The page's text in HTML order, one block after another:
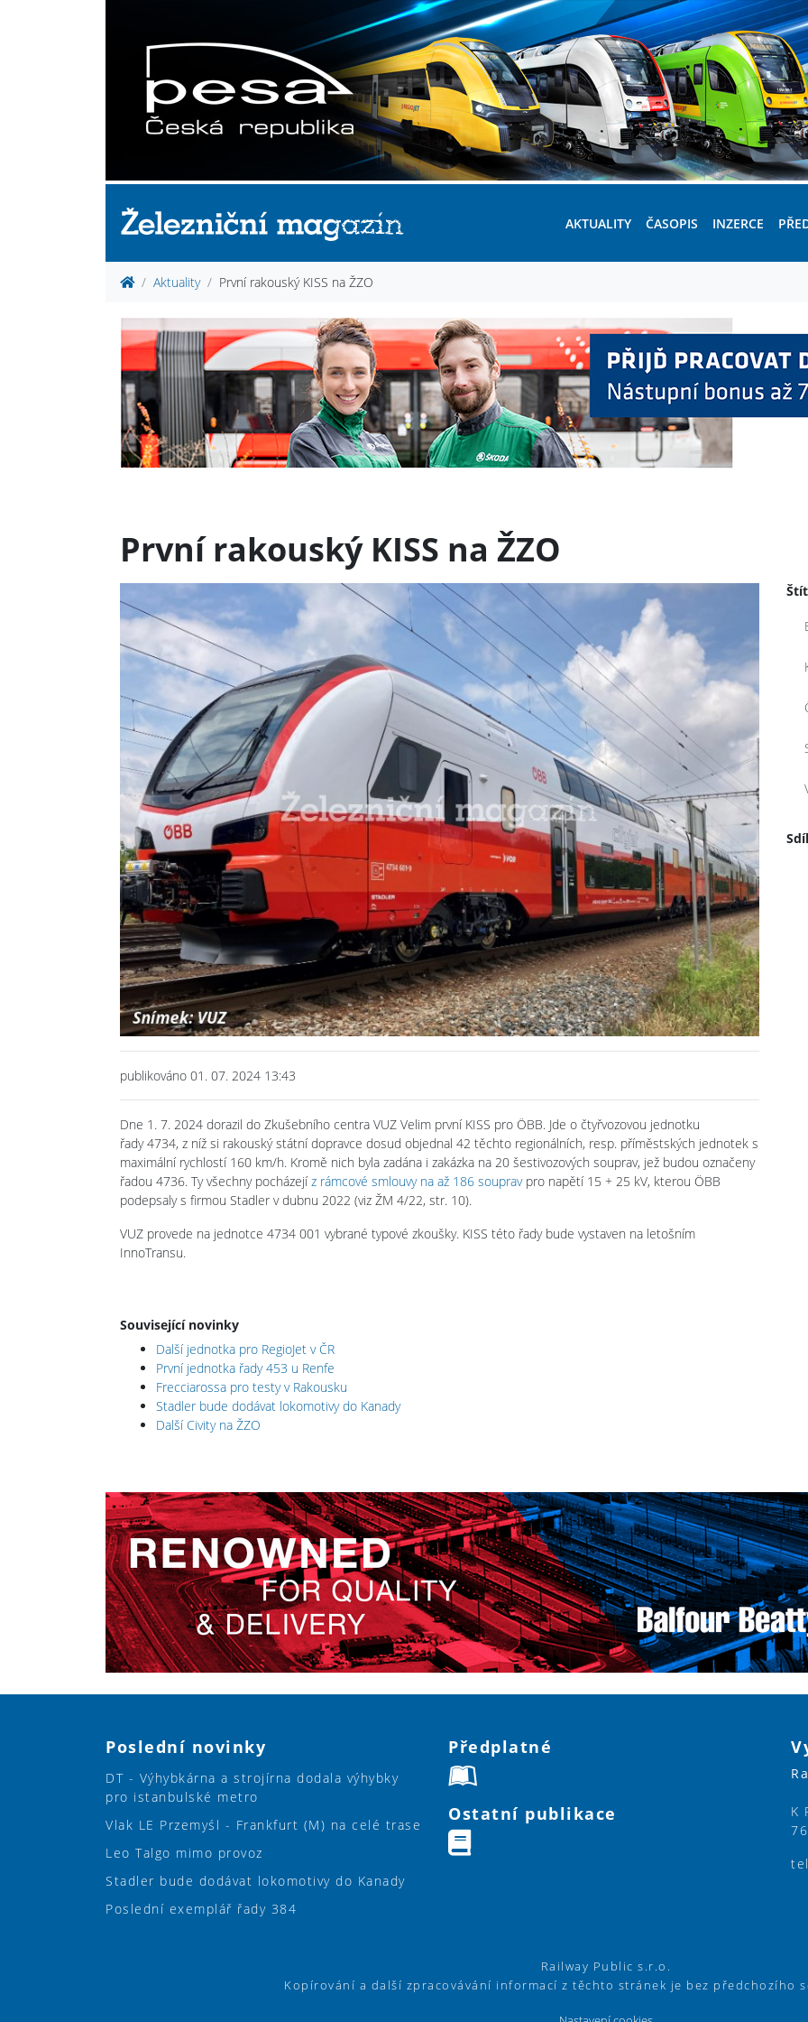
AKTUALITY ČASOPIS INZERCE
Aktuality První rakouský KISS na ŽZO
První rakouský KISS na ŽZO
publikováno 01. 07. 2024 13:43
Dne 1. 7. 2024 dorazil do Zkušebního centra VUZ Velim první KISS pro ÖBB. Jde o čtyřvozovou jednotku
řady 4734, z níž si rakouský státní dopravce dosud objednal 42 těchto regionálních, resp. příměstských jednotek s
maximální rychlostí 160 km/h. Kromě nich byla zadána i zakázka na 20 šestivozových souprav, jež budou označeny
řadou 4736. Ty všechny pocházejíz rámcové smlouvy na až 186 soupravpro napětí 15 + 25 kV, kterou ÖBB
podepsaly s firmou Stadler v dubnu 2022 (viz ŽM 4/22, str. 10).
VUZ provede na jednotce 4734 001 vybrané typové zkoušky. KISS této řady bude vystaven na letošním
InnoTransu.
Související novinky
Další jednotka pro RegioJet v ČR
První jednotka řady 453 u Renfe
Frecciarossa pro testy v Rakousku
Stadler bude dodávat lokomotivy do Kanady
Další Civity na ŽZO
Poslední novinky
DT - Výhybkárna a strojírna dodala výhybky
pro istanbulské metro
Vlak LE Przemyśl - Frankfurt (M) na celé trase
Leo Talgo mimo provoz
Stadler bude dodávat lokomotivy do Kanady
Poslední exemplář řady 384
Předplatné
Ostatní publikace
K
Railway Public s.r.o.
Kopírování a další zpracovávání informací z těchto stránek je bez předchozího